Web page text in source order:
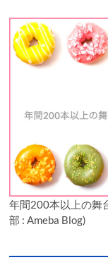
年間200本以上の舞
部 : Ameba Blog)